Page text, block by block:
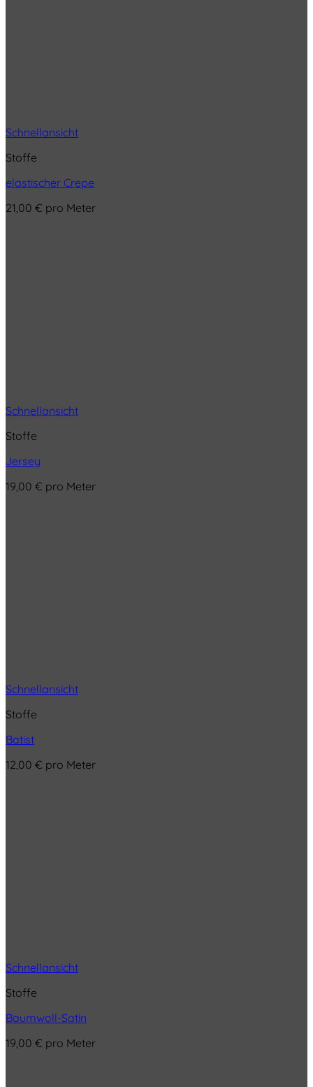
Schnellansicht
Stoffe
elastischer Crepe
21,00 € pro Meter
Schnellansicht
Stoffe
Jersey
19,00 € pro Meter
Schnellansicht
Stoffe
Batist
12,00 € pro Meter
Schnellansicht
Stoffe
Baumwoll-Satin
19,00 € pro Meter